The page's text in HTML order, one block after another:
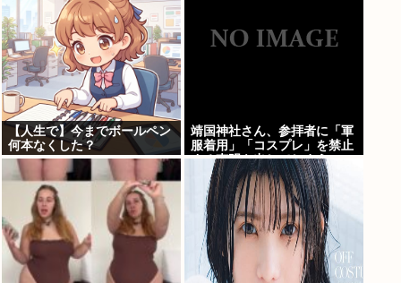
【人生で】今までボールペン
何本なくした？
靖国神社さん、参拝者に「軍
服着用」「コスプレ」を禁止
する声明を出してしまう
www